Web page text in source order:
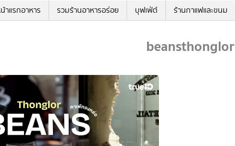
าแรกอาหาร รวมร้านอาหารอร่อย บุฟเฟ่ต์ ร้านกาแฟและขนม
beansthonglor